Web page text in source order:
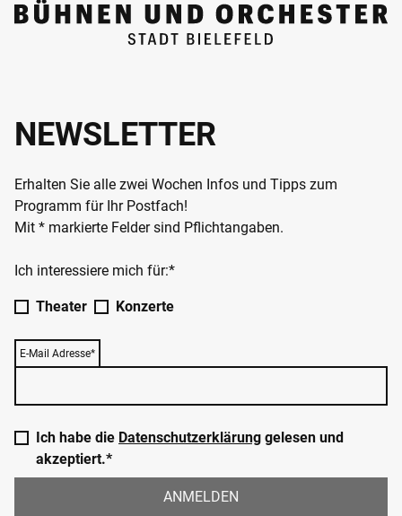
NEWSLETTER
Erhalten Sie alle zwei Wochen Infos und Tipps zum
Programm für Ihr Postfach!
Mit * markierte Felder sind Pflichtangaben.
Ich interessiere mich für:*
Theater Konzerte
E-Mail Adresse*
Ich habe die Datenschutzerklärung gelesen und
akzeptiert.*
ANMELDEN